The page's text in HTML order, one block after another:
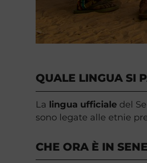
QUALE LINGUA SI
La lingua ufficiale del
sono legate alle etnie
CHE ORA È IN